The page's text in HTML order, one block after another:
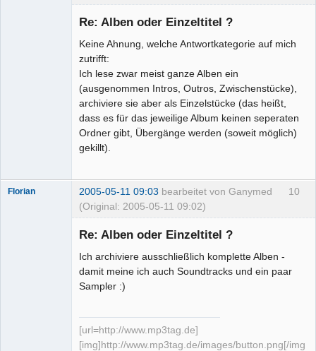
Re: Alben oder Einzeltitel ?
Keine Ahnung, welche Antwortkategorie auf mich
zutrifft:
Ich lese zwar meist ganze Alben ein
(ausgenommen Intros, Outros, Zwischenstücke),
archiviere sie aber als Einzelstücke (das heißt,
dass es für das jeweilige Album keinen seperaten
Ordner gibt, Übergänge werden (soweit möglich)
gekillt).
10
Florian 2005-05-11 09:03 bearbeitet von Ganymed
(Original: 2005-05-11 09:02)
Re: Alben oder Einzeltitel ?
Ich archiviere ausschließlich komplette Alben -
damit meine ich auch Soundtracks und ein paar
Sampler :)
[url=http://www.mp3tag.de]
[img]http://www.mp3tag.de/images/button.png[/img]